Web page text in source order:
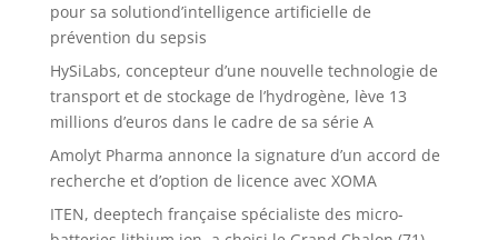
pour sa solutiond’intelligence artificielle de
prévention du sepsis
HySiLabs, concepteur d’une nouvelle technologie de
transport et de stockage de l’hydrogène, lève 13
millions d’euros dans le cadre de sa série A
Amolyt Pharma annonce la signature d’un accord de
recherche et d’option de licence avec XOMA
ITEN, deeptech française spécialiste des micro-